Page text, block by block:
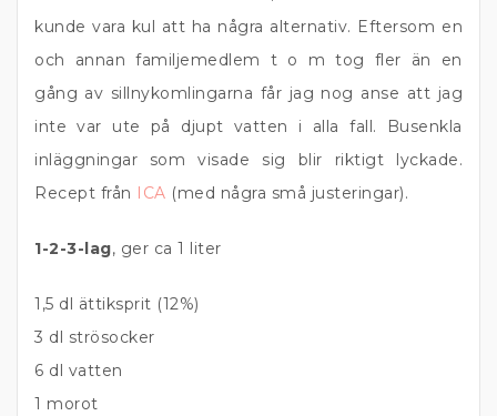
kunde vara kul att ha några alternativ. Eftersom en
och annan familjemedlem t o m tog fler än en
gång av sillnykomlingarna får jag nog anse att jag
inte var ute på djupt vatten i alla fall. Busenkla
inläggningar som visade sig blir riktigt lyckade.
Recept från ICA (med några små justeringar).
1-2-3-lag, ger ca 1 liter
1,5 dl ättiksprit (12%)
3 dl strösocker
6 dl vatten
1 morot